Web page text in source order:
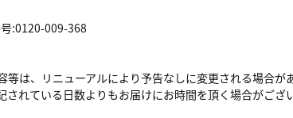
:0120-009-368
は、リニューアルにより予告なしに変更される場合が
れている日数よりもお届けにお時間を頂く場合がござ